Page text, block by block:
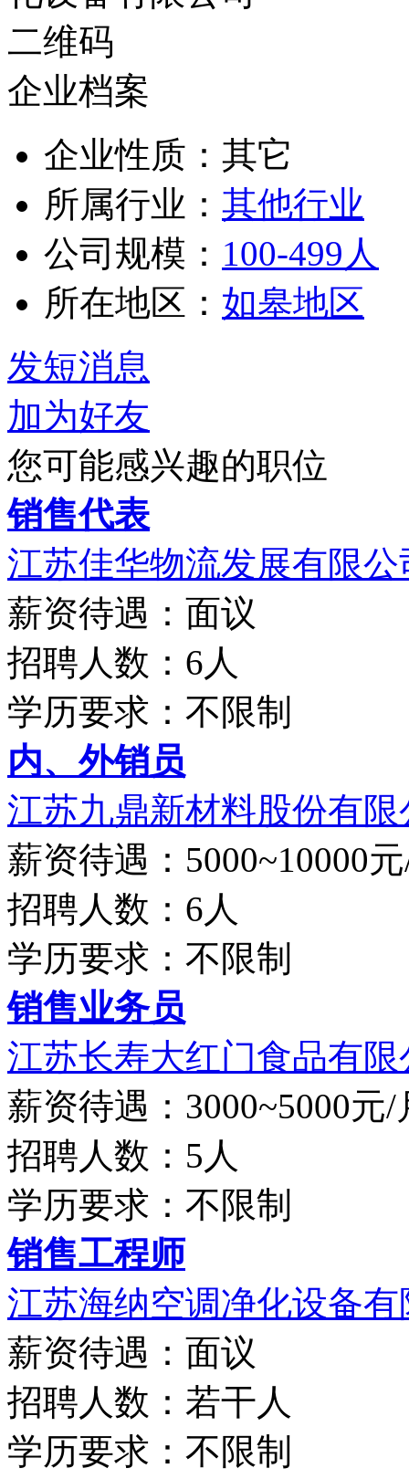
企业档案
企业性质：其它
所属行业： 其他行业
公司规模： 100-499人
所在地区： 如皋地区
发短消息
加为好友
您可能感兴趣的职位
销售代表
江苏佳华物流发展有限公
薪资待遇：面议
招聘人数：6人
学历要求：不限制
内、外销员
江苏九鼎新材料股份有限
薪资待遇：5000~10000
招聘人数：6人
学历要求：不限制
销售业务员
江苏长寿大红门食品有限
薪资待遇：3000~5000元/
招聘人数：5人
学历要求：不限制
销售工程师
江苏海纳空调净化设备有
薪资待遇：面议
招聘人数：若干人
学历要求：不限制